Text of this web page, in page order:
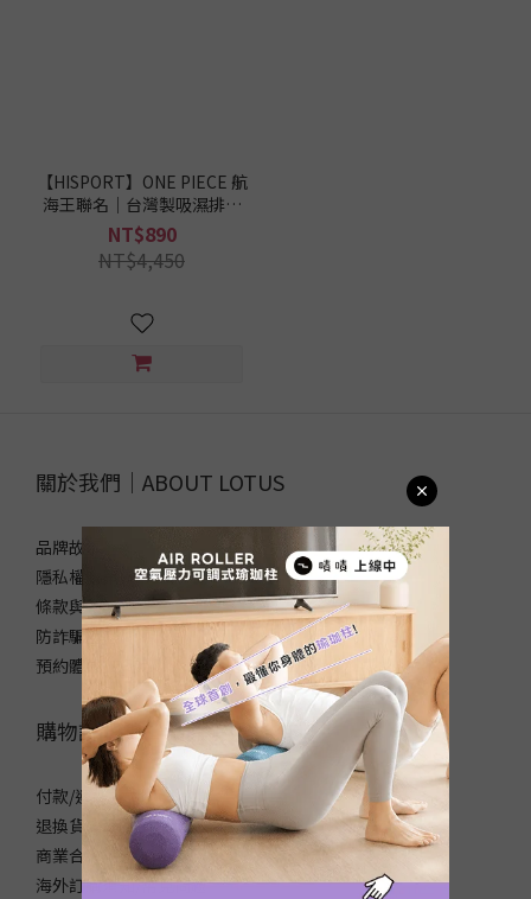
【HISPORT】ONE PIECE 航
海王聯名｜台灣製吸濕排汗
長袖兒童車衣-喬巴｜自行車
衣
NT$890
NT$4,450
關於我們｜ABOUT LOTUS
品牌故事
隱私權政策
條款與細則
防詐騙宣導
預約體驗/自取
購物說明｜SHOPPING NOTICE
付款/運送方式
退換貨政策
商業合作/企業採購
海外訂購須知/常見問題